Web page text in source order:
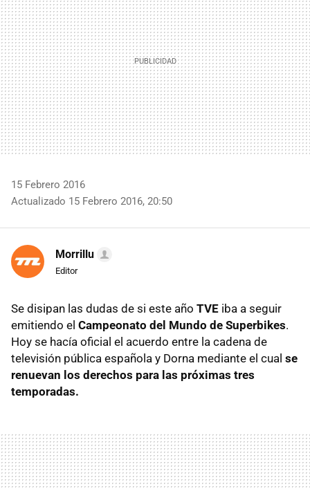
15 Febrero 2016
Actualizado 15 Febrero 2016, 20:50
Morrillu
Editor
Se disipan las dudas de si este año TVE iba a seguir
emitiendo el Campeonato del Mundo de Superbikes.
Hoy se hacía oficial el acuerdo entre la cadena de
televisión pública española y Dorna mediante el cual se
renuevan los derechos para las próximas tres
temporadas.